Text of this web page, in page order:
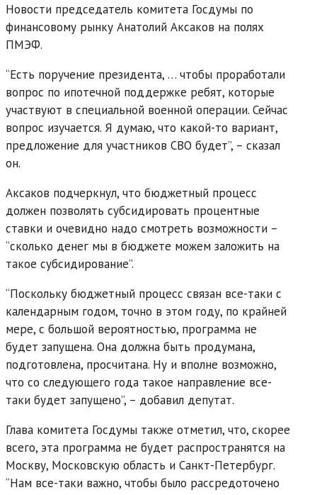
Новости председатель комитета Госдумы по
финансовому рынку Анатолий Аксаков на полях
ПМЭФ.
“Есть поручение президента, … чтобы проработали
вопрос по ипотечной поддержке ребят, которые
участвуют в специальной военной операции. Сейчас
вопрос изучается. Я думаю, что какой-то вариант,
предложение для участников СВО будет”, – сказал
он.
Аксаков подчеркнул, что бюджетный процесс
должен позволять субсидировать процентные
ставки и очевидно надо смотреть возможности –
“сколько денег мы в бюджете можем заложить на
такое субсидирование”.
“Поскольку бюджетный процесс связан все-таки с
календарным годом, точно в этом году, по крайней
мере, с большой вероятностью, программа не
будет запущена. Она должна быть продумана,
подготовлена, просчитана. Ну и вполне возможно,
что со следующего года такое направление все-
таки будет запущено”, – добавил депутат.
Глава комитета Госдумы также отметил, что, скорее
всего, эта программа не будет распространятся на
Москву, Московскую область и Санкт-Петербург.
“Нам все-таки важно, чтобы было рассредоточено